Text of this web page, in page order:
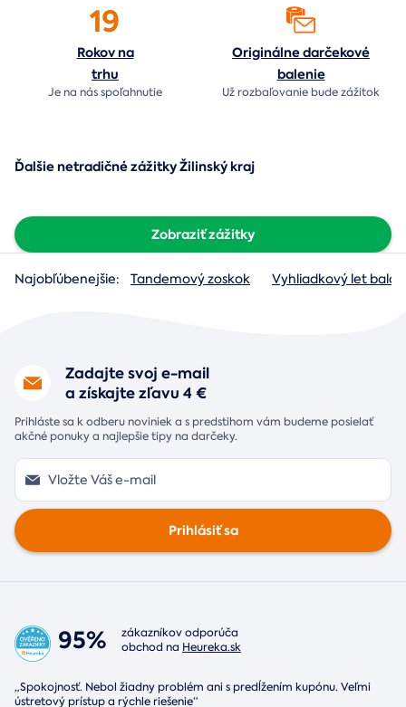
19
Rokov na
trhu
Je na násspoľahnutie
Originálne darčekové
balenie
Už rozbaľovanie budezážitok
Ďalšie netradičné zážitky Žilinský kraj
Zobraziť zážitky
Najobľúbenejšie: Tandemový zoskok Vyhliadkový let
Zadajte svoj e-mail
a získajte zľavu 4 €
Prihláste sa k odberu noviniek a s predstihom vám budeme posielať
akčné ponuky a najlepšie tipy na darčeky.
Prihlásiť sa
95%
zákazníkov odporúča
obchod na Heureka.sk
„Spokojnosť. Nebol žiadny problém ani s predĺžením kupónu. Veľmi
ústretový prístup a rýchle riešenie“